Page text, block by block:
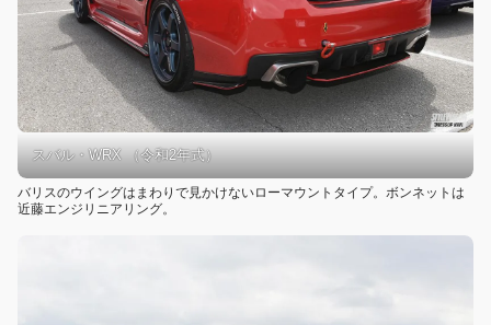
スバル・WRX （令和2年式）
バリスのウイングはまわりで見かけないローマウントタイプ。ボンネットは
近藤エンジリニアリング。